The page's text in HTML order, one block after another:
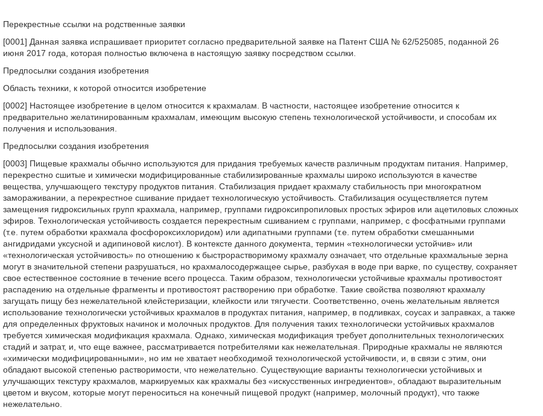
Перекрестные ссылки на родственные заявки
[0001] Данная заявка испрашивает приоритет согласно предварительной заявке на Патент США № 62/525085, поданной 26
июня 2017 года, которая полностью включена в настоящую заявку посредством ссылки.
Предпосылки создания изобретения
Область техники, к которой относится изобретение
[0002] Настоящее изобретение в целом относится к крахмалам. В частности, настоящее изобретение относится к
предварительно желатинированным крахмалам, имеющим высокую степень технологической устойчивости, и способам их
получения и использования.
Предпосылки создания изобретения
[0003] Пищевые крахмалы обычно используются для придания требуемых качеств различным продуктам питания. Например,
перекрестно сшитые и химически модифицированные стабилизированные крахмалы широко используются в качестве
вещества, улучшающего текстуру продуктов питания. Стабилизация придает крахмалу стабильность при многократном
замораживании, а перекрестное сшивание придает технологическую устойчивость. Стабилизация осуществляется путем
замещения гидроксильных групп крахмала, например, группами гидроксипропиловых простых эфиров или ацетиловых сложных
эфиров. Технологическая устойчивость создается перекрестным сшиванием с группами, например, с фосфатными группами
(т.е. путем обработки крахмала фосфороксихлоридом) или адипатными группами (т.е. путем обработки смешанными
ангидридами уксусной и адипиновой кислот). В контексте данного документа, термин «технологически устойчив» или
«технологическая устойчивость» по отношению к быстрорастворимому крахмалу означает, что отдельные крахмальные зерна
могут в значительной степени разрушаться, но крахмалосодержащее сырье, разбухая в воде при варке, по существу, сохраняет
свое естественное состояние в течение всего процесса. Таким образом, технологически устойчивые крахмалы противостоят
распадению на отдельные фрагменты и противостоят растворению при обработке. Такие свойства позволяют крахмалу
загущать пищу без нежелательной клейстеризации, клейкости или тягучести. Соответственно, очень желательным является
использование технологически устойчивых крахмалов в продуктах питания, например, в подливках, соусах и заправках, а также
для определенных фруктовых начинок и молочных продуктов. Для получения таких технологически устойчивых крахмалов
требуется химическая модификация крахмала. Однако, химическая модификация требует дополнительных технологических
стадий и затрат, и, что еще важнее, рассматривается потребителями как нежелательная. Природные крахмалы не являются
«химически модифицированными», но им не хватает необходимой технологической устойчивости, и, в связи с этим, они
обладают высокой степенью растворимости, что нежелательно. Существующие варианты технологически устойчивых и
улучшающих текстуру крахмалов, маркируемых как крахмалы без «искусственных ингредиентов», обладают выразительным
цветом и вкусом, которые могут переноситься на конечный пищевой продукт (например, молочный продукт), что также
нежелательно.